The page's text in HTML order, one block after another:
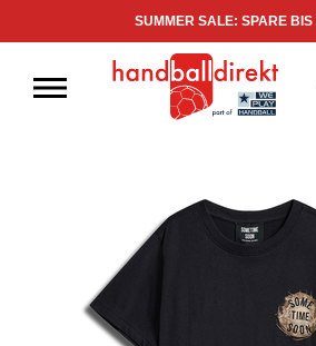
SUMMER SALE: SPARE BIS